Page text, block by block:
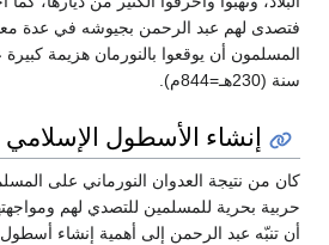
فتصدى لهم عبد الرحمن بجيوشه في عدة
المسلمون أن يوقعوا بالنورمان هزيمة
سنة (230هـ=844م).
إنشاء الأسطول الإسلامي
كان من نتيجة العدوان النورماني على
حربية بحرية للمسلمين للتصدي لهم
أن تنبّه عبد الرحمن إلى أهمية إنشاء